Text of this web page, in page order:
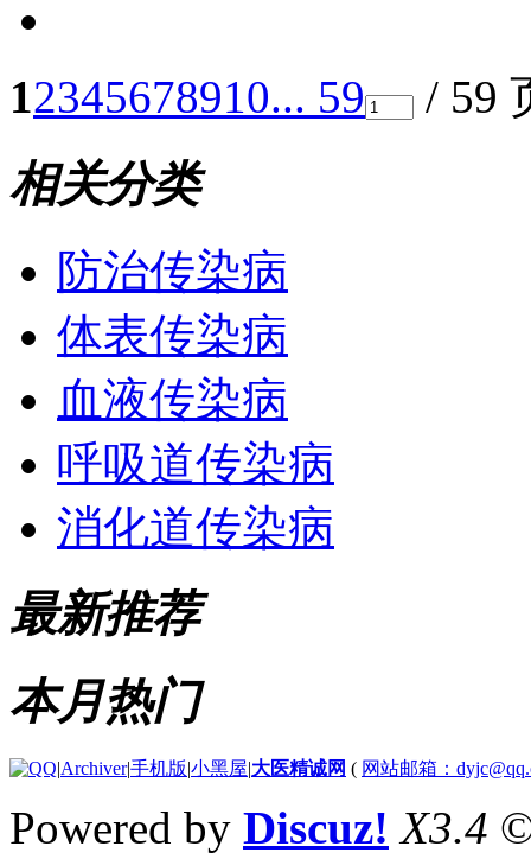
12345678910... 59 / 59
相关分类
防治传染病
体表传染病
血液传染病
呼吸道传染病
消化道传染病
最新推荐
本月热门
|Archiver|手机版|小黑屋|大医精诚网 ( 网站邮箱：
Powered by Discuz! X3.4